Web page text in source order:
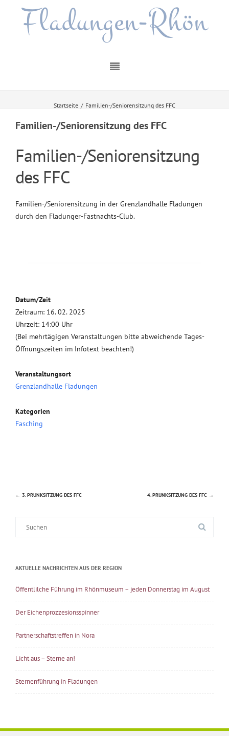
Fladungen-Rhön
Startseite / Familien-/Seniorensitzung des FFC
Familien-/Seniorensitzung des FFC
Familien-/Seniorensitzung
des FFC
Familien-/Seniorensitzung in der Grenzlandhalle Fladungen
durch den Fladunger-Fastnachts-Club.
Datum/Zeit
Zeitraum: 16. 02. 2025
Uhrzeit: 14:00 Uhr
(Bei mehrtägigen Veranstaltungen bitte abweichende Tages-
Öffnungszeiten im Infotext beachten!)
Veranstaltungsort
Grenzlandhalle Fladungen
Kategorien
Fasching
Beitragsnavigation
← 3. PRUNKSITZUNG DES FFC 4. PRUNKSITZUNG DES FFC →
AKTUELLE NACHRICHTEN AUS DER REGION
Öffentlilche Führung im Rhönmuseum – jeden Donnerstag im August
Der Eichenprozzesionsspinner
Partnerschaftstreffen in Nora
Licht aus – Sterne an!
Sternenführung in Fladungen